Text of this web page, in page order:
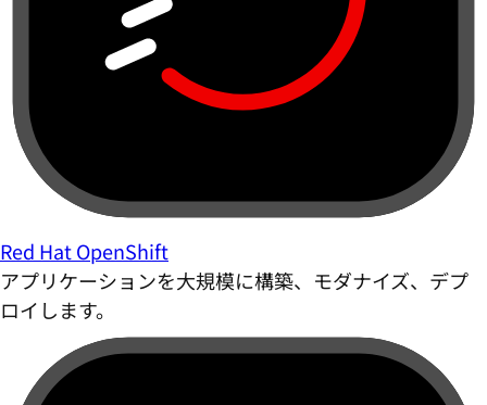
Red Hat OpenShift
アプリケーションを大規模に構築、モダナイズ、デプ
ロイします。